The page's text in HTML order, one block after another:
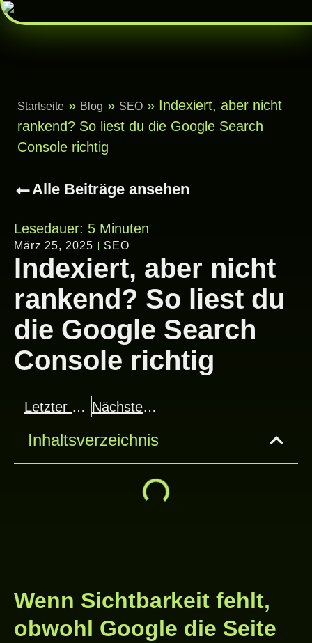
Startseite » Blog » SEO » Indexiert, aber nicht
rankend? So liest du die Google Search
Console richtig
Alle Beiträge ansehen
Lesedauer: 5 Minuten
März 25, 2025 SEO
Indexiert, aber nicht
rankend? So liest du
die Google Search
Console richtig
Letzter Beitrag Nächster Beitrag
Inhaltsverzeichnis
Wenn Sichtbarkeit fehlt,
obwohl Google die Seite